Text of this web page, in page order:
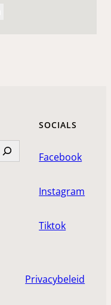
SOCIALS
Facebook
Instagram
Tiktok
Privacybeleid